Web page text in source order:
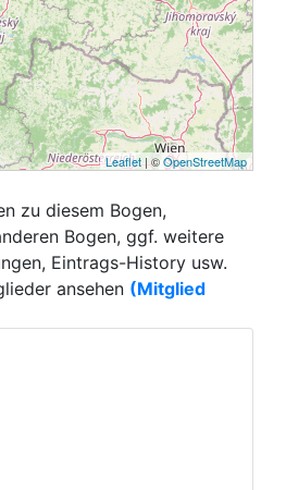
Leaflet| ©OpenStreetMap
zu diesem Bogen,
Bogen, ggf. weitere
Eintrags-History usw.
ansehen (Mitglied